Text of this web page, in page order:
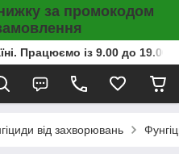
за промокодом
Працюємо із 9.00 до
від захворювань